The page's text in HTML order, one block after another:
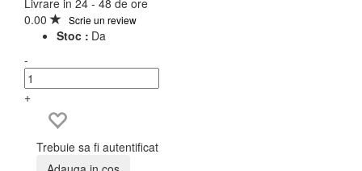
0.00
Scrie un review
Stoc : Da
-
+
Trebuie sa fi autentificat